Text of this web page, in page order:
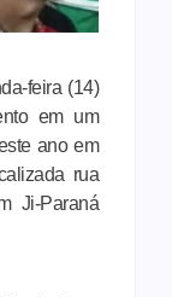
feira (14)
em um
ano em
rua
Ji-Paraná